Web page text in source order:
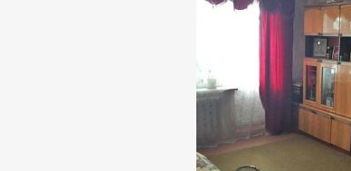
2
Продается 2 комн.
Квартира общей